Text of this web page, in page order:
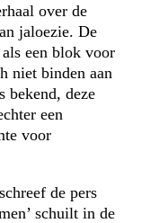
over de
jaloezie. De
een blok voor
niet binden aan
bekend, deze
een
voor
de pers
schuilt in de